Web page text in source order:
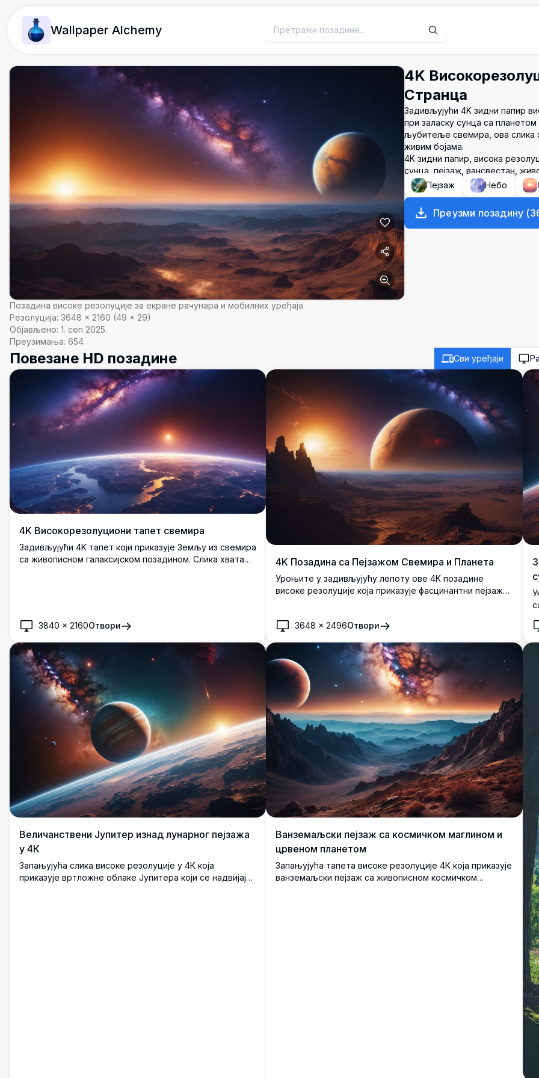
Wallpaper Alchemy
Позадина високе резолуције за екране рачунара и мобилних уређаја
Резолуција: 3648 × 2160 (49 × 29)
Објављено: 1. сеп 2025.
Преузимања: 654
4K
Странца
Задивљујући 4K зидни папир
при заласку сунца са
љубитеље свемира, ова слика
живим бојама.
4K зидни папир, висока
сунца, пејзаж, вансвестан,
Пејзаж
Небо
Преузми позадину (
Повезане HD позадине Сви уређаји
4K Високорезолуциони тапет свемира
Задивљујући 4K тапет који приказује Земљу из свемира
са живописном галаксијском позадином. Слика хвата
3840 × 2160Отвори
4K Позадина са Пејзажом Свемира и Планета
Уроњите у задивљујућу лепоту ове 4K позадине
високе резолуције која приказује фасцинантни пејзаж
небом, стварајући мирну, а ипак инспиративну сцену.
3648 ×2496Отвори
Величанствени Јупитер изнад лунарног пејзажа
у 4К
Запањујућа слика високе резолуције у 4К која
приказује вртложне облаке Јупитера који се надвијају
Ванземаљски пејзаж са космичком маглином и
црвеном планетом
Запањујућа тапета високе резолуције 4К која приказује
ванземаљски пејзаж са живописном космичком